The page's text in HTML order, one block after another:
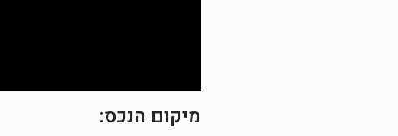
מיקום הנכס: